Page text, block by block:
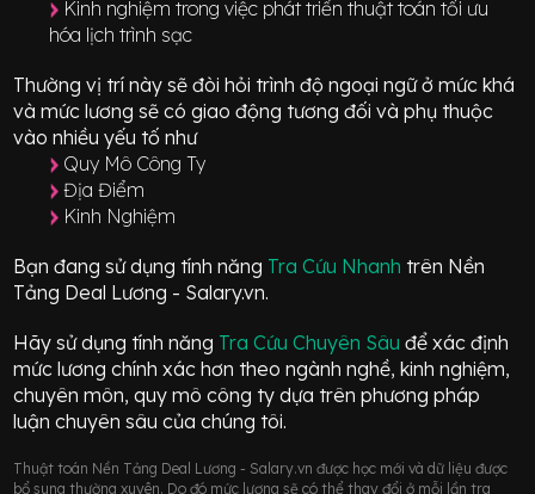
Kinh nghiệm trong việc phát triển thuật toán tối ưu
hóa lịch trình sạc
Thường vị trí này sẽ đòi hỏi trình độ ngoại ngữ ở mứckhá
và mức lương sẽ có giao động tương đối và phụ thuộc
vào nhiều yếu tố như
Quy Mô Công Ty
Địa Điểm
Kinh Nghiệm
Bạn đang sử dụng tính năng Tra Cứu Nhanh trên Nền
Tảng Deal Lương - Salary.vn.
Hãy sử dụng tính năng Tra Cứu Chuyên Sâuđể xác định
mức lương chính xác hơn theo ngành nghề, kinh nghiệm,
chuyên môn, quy mô công ty dựa trên phương pháp
luận chuyên sâu của chúng tôi.
Thuật toán Nền Tảng Deal Lương - Salary.vn được học mới và dữ liệu được
bổ sung thường xuyên. Do đó mức lương sẽ có thể thay đổi ở mỗi lần tra